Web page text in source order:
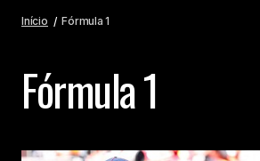
Início Fórmula 1
Fórmula 1